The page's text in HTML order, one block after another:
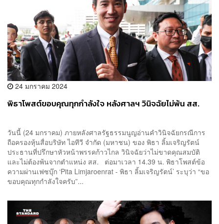
24 มกราคม 2024
พิธาโพสต์ขอบคุณทุกกำลังใจ หลังศาลฯ วินิจฉัยไม่พ้น สส.
วันนี้ (24 มกราคม) ภายหลังศาลรัฐธรรมนูญอ่านคำวินิจฉัยกรณีการ
ถือครองหุ้นสื่อบริษัท ไอทีวี จำกัด (มหาชน) ของ พิธา ลิ้มเจริญรัตน์
ประธานที่ปรึกษาหัวหน้าพรรคก้าวไกล วินิจฉัยว่าไม่ขาดคุณสมบัติ
และไม่ต้องพ้นจากตำแหน่ง สส. ต่อมาเวลา 14.39 น. พิธาโพสต์ข้อ
ความผ่านเฟซบุ๊ก ‘Pita Limjaroenrat - พิธา ลิ้มเจริญรัตน์’ ระบุว่า “ขอ
ขอบคุณทุกกำลังใจครับ”...